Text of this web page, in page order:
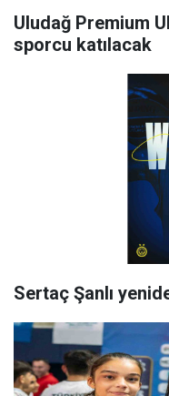
Uludağ Premium
sporcu katılacak
Sertaç Şanlı